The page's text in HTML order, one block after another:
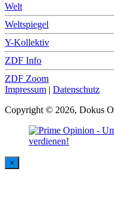
Welt
Weltspiegel
Y-Kollektiv
ZDF Info
ZDF Zoom
Impressum | Datenschutz
Copyright © 2026, Dokus
×